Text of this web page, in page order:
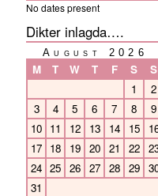
No dates present
Dikter inlagda….
August 2026
M T W T F S S
1
2
3
4 5 6 7 8
9
10 11 12 13 14 15
17 18 19 20 21 22
24 25 26 27 28 29
31